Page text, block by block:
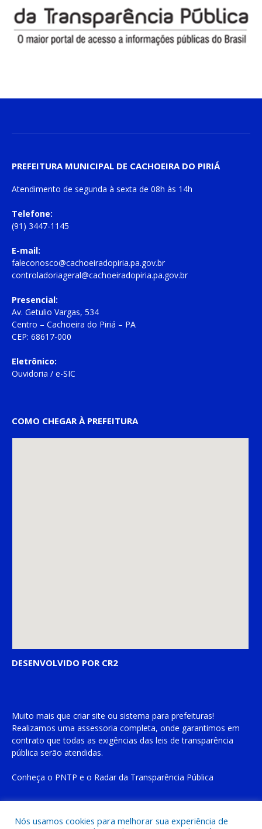
PREFEITURA MUNICIPAL DE CACHOEIRA DO PIRIÁ
Atendimento de segunda à sexta de 08h às 14h
Telefone:
(91) 3447-1145
E-mail:
faleconosco@cachoeiradopiria.pa.gov.br
controladoriageral@cachoeiradopiria.pa.gov.br
Presencial:
Av. Getulio Vargas, 534
Centro – Cachoeira do Piriá – PA
CEP: 68617-000
Eletrônico:
Ouvidoria / e-SIC
COMO CHEGAR À PREFEITURA
DESENVOLVIDO POR CR2
Muito mais que criar site ou sistema para prefeituras!
Realizamos uma assessoria completa, onde garantimos em
contrato que todas as exigências das leis de transparência
pública serão atendidas.
Conheça o PNTP e o Radar da Transparência Pública
Nós usamos cookies para melhorar sua experiência de